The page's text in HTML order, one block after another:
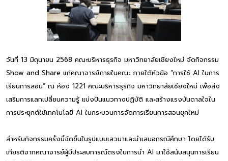
วันที่ 13 มิถุนายน 2568 คณะบริหารธุรกิจ มหาวิทยาลัยเชียงใหม่ จัดกิจกรรม
Show and Share แก่คณาจารย์ภายในคณะ ภายใต้หัวข้อ “การใช้ AI ในการ
เรียนการสอน” ณ ห้อง 1221 คณะบริหารธุรกิจ มหาวิทยาลัยเชียงใหม่ เพื่อส่ง
เสริมการแลกเปลี่ยนความรู้ แบ่งปันแนวทางปฏิบัติ และสร้างแรงบันดาลใจใน
การประยุกต์ใช้เทคโนโลยี AI ในกระบวนการจัดการเรียนการสอนยุคใหม่
สำหรับกิจกรรมครั้งนี้จัดขึ้นในรูปแบบเสวนาและนำเสนอกรณีศึกษา โดยได้รับ
เกียรติจากคณาจารย์ผู้มีประสบการณ์ตรงในการนำ AI มาใช้สนับสนุนการเรียน